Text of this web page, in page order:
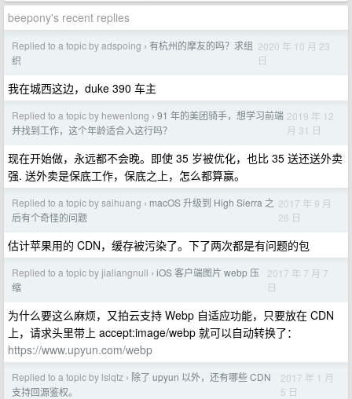
beepony's recent replies
Replied to a topic by adspoing › 有杭州的摩友的吗？求组
织
2020 年 10 月 23
日
我在城西这边，duke 390 车主
Replied to a topic by hewenlong › 91 年的美团骑手，想学习前端
并找到工作，这个年龄适合入这行吗？
2019 年 12
月 31 日
现在开始做，永远都不会晚。即使 35 岁被优化，也比 35 送还送外卖
强. 送外卖是保底工作，保底之上，怎么都算赢。
Replied to a topic by saihuang › macOS 升级到 High Sierra 之
后有个奇怪的问题
2017 年 9 月
26 日
估计苹果用的 CDN，缓存被污染了。下了两次都是有问题的包
Replied to a topic by jialiangnull › iOS 客户端图片 webp 压
缩
2017 年 7 月 7
日
为什么要这么麻烦，又拍云支持 Webp 自适应功能，只要放在 CDN
上，请求头里带上 accept:image/webp 就可以自动转换了：
https://www.upyun.com/webp
Replied to a topic by lslqtz › 除了 upyun 以外，还有哪些 CDN
支持回源鉴权。
2017 年 1 月
5 日